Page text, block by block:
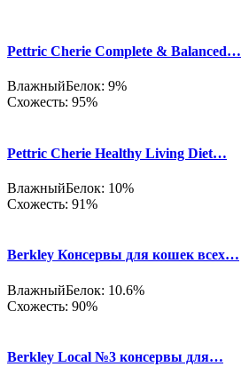
Pettric Cherie Complete & Balanced…
ВлажныйБелок: 9%
Схожесть: 95%
Pettric Cherie Healthy Living Diet…
ВлажныйБелок: 10%
Схожесть: 91%
Berkley Консервы для кошек всех…
ВлажныйБелок: 10.6%
Схожесть: 90%
Berkley Local №3 консервы для…